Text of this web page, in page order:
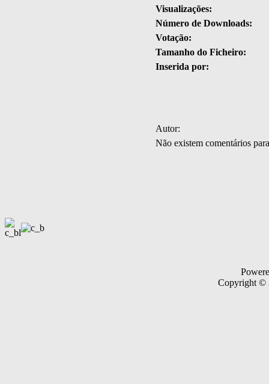
Visualizações:
Número de Downloads:
Votação:
Tamanho do Ficheiro:
Inserida por:
Autor:
Não existem comentários
Copyright ©